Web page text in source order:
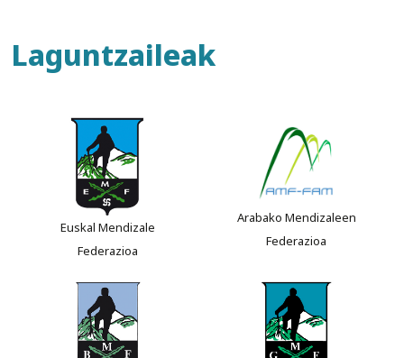
Laguntzaileak
Euskal Mendizale
Federazioa
Arabako Mendizaleen
Federazioa